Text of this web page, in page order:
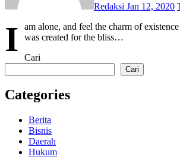
Redaksi Jan 12, 2020
I
am alone, and feel the charm of
was created for the bliss…
Cari
Cari
Categories
Berita
Bisnis
Daerah
Hukum